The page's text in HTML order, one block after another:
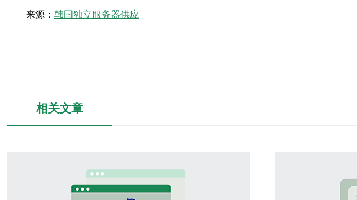
来源： 韩国独立服务器供应
相关文章